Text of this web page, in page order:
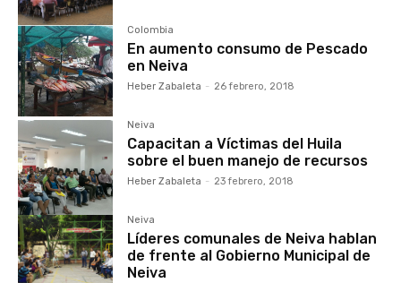
Colombia
En aumento consumo de Pescado
en Neiva
Heber Zabaleta - 26 febrero, 2018
Neiva
Capacitan a Víctimas del Huila
sobre el buen manejo de recursos
Heber Zabaleta - 23 febrero, 2018
Neiva
Líderes comunales de Neiva hablan
de frente al Gobierno Municipal de
Neiva